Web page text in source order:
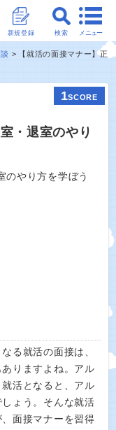
メニュー
検索
新規登録
【就活の面接マナー】正
1SCORE
・退室のやり
る就活の面接は、
りますよね。アル
活となると、アル
ょう。そんな就活
面接マナーを習得